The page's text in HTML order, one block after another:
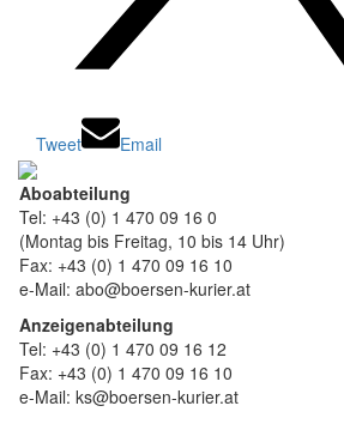
Tweet Email
Aboabteilung
Tel: +43 (0) 1 470 09 16 0
(Montag bis Freitag, 10 bis 14 Uhr)
Fax: +43 (0) 1 470 09 16 10
e-Mail: abo@boersen-kurier.at
Anzeigenabteilung
Tel: +43 (0) 1 470 09 16 12
Fax: +43 (0) 1 470 09 16 10
e-Mail: ks@boersen-kurier.at